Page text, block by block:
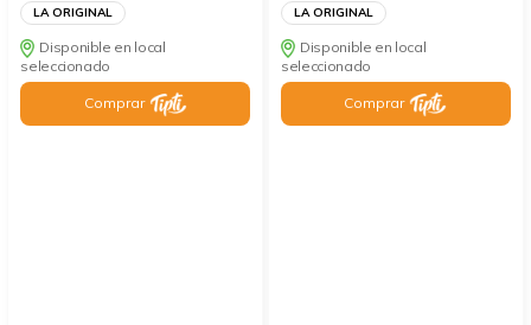
LA ORIGINAL
Disponible en local
seleccionado
Comprar
LA ORIGINAL
Disponible en local
seleccionado
Comprar